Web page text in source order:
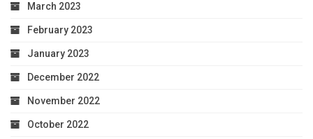
March 2023
February 2023
January 2023
December 2022
November 2022
October 2022